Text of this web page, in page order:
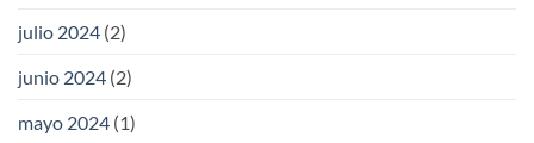
julio 2024 (2)
junio 2024 (2)
mayo 2024 (1)